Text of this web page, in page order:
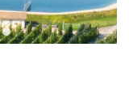
miglioramento
e didei Consorzi
Irrigui e di
irrigui e di
Consorzi Irrigui e